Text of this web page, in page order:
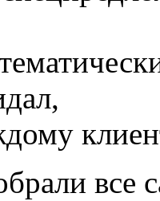
все